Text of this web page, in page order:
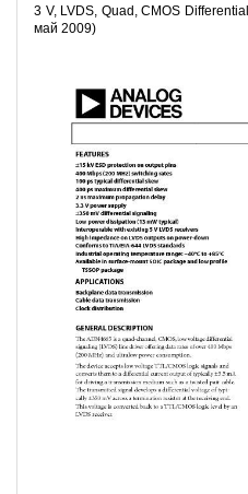
3 V, LVDS, Quad, CMOS
май 2009)